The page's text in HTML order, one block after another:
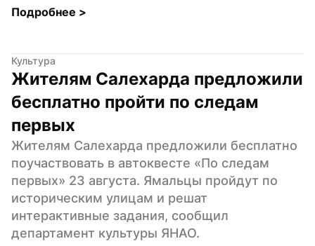
Подробнее >
Культура
Жителям Салехарда предложили
бесплатно пройти по следам
первых
Жителям Салехарда предложили бесплатно
поучаствовать в автоквесте «По следам
первых» 23 августа. Ямальцы пройдут по
историческим улицам и решат
интерактивные задания, сообщил
департамент культуры ЯНАО.